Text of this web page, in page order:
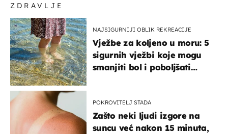
ZDRAVLJE
NAJSIGURNIJI OBLIK REKREACIJE
Vježbe za koljeno u moru: 5
sigurnih vježbi koje mogu
smanjiti bol i poboljšati
POKROVITELJ STADA
Zašto neki ljudi izgore na
suncu već nakon 15 minuta,